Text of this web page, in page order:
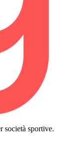
società sportive.